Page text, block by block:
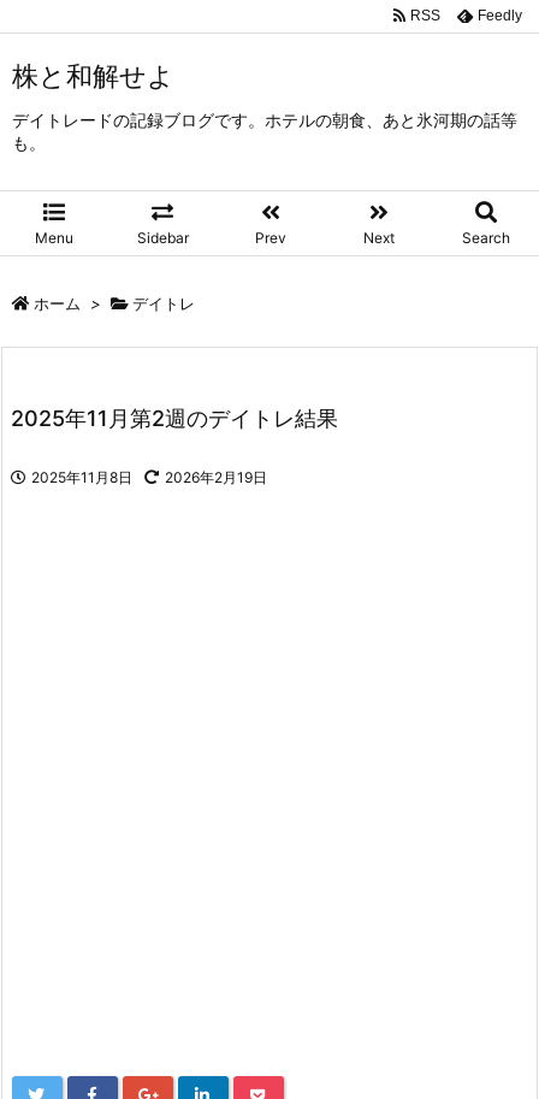
株と和解せよ
デイトレードの記録ブログです。ホテルの朝食、あと氷河期の話等
も。
Menu Sidebar Prev Next Search
RSS Feedly
ホーム > デイトレ
2025年11月第2週のデイトレ結果
2025年11月8日 2026年2月19日